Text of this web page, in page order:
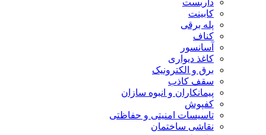
داربست
کابینت
پله برقی
کناف
آسانسور
کاغذ دیواری
برق و الکترونیک
سقف کاذب
پیمانکاران و انبوه سازان
کفپوش
تاسیسات امنیتی و حفاظتی
نقاشی ساختمان